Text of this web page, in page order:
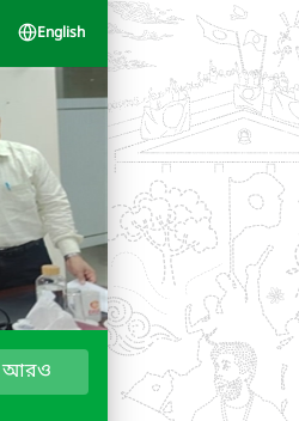
English
আরও